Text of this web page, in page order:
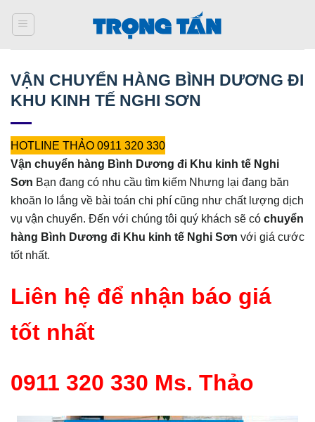
qua
VẬN CHUYỂN HÀNG BÌNH DƯƠNG ĐI
KHU KINH TẾ NGHI SƠN
HOTLINE THẢO 0911 320 330
Vận chuyển hàng Bình Dương đi Khu kinh tế Nghi
Sơn Bạn đang có nhu cầu tìm kiếm Nhưng lại đang băn
khoăn lo lắng về bài toán chi phí cũng như chất lượng dịch
vụ vận chuyển. Đến với chúng tôi quý khách sẽ có chuyển
hàng Bình Dương đi Khu kinh tế Nghi Sơn với giá cước
tốt nhất.
Liên hệ để nhận báo giá
tốt nhất
0911 320 330 Ms. Thảo